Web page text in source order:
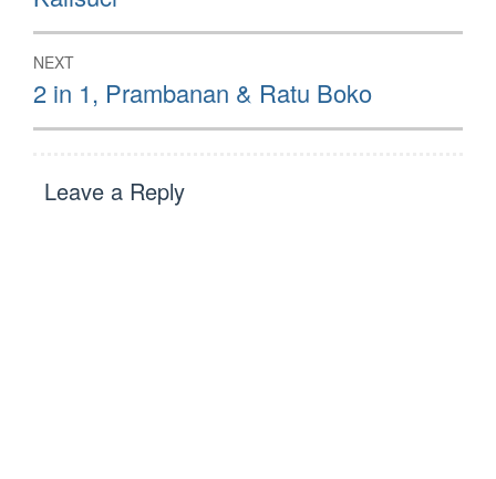
NEXT
Next
post:
2 in 1, Prambanan & Ratu Boko
Leave a Reply